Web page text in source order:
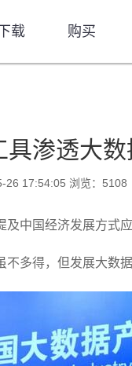
下载 购买
具渗透大
26 17:54:05 浏览：5108
中国经济发展方式
多得，但发展大数